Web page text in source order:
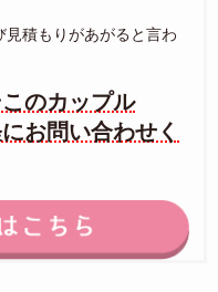
積もりがあがると言わ
のカップル
お問い合わせく